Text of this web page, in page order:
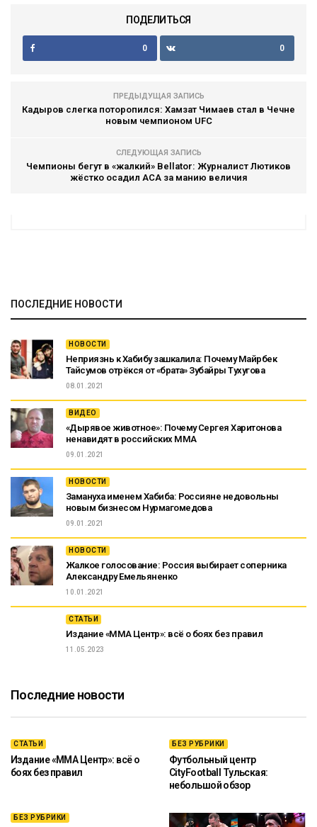
ПОДЕЛИТЬСЯ
0 0
ПРЕДЫДУЩАЯ ЗАПИСЬ
Кадыров слегка поторопился: Хамзат Чимаев стал в Чечне
новым чемпионом UFC
СЛЕДУЮЩАЯ ЗАПИСЬ
Чемпионы бегут в «жалкий» Bellator: Журналист Лютиков
жёстко осадил ACA за манию величия
ПОСЛЕДНИЕ НОВОСТИ
НОВОСТИ
Неприязнь к Хабибу зашкалила: Почему Майрбек
Тайсумов отрёкся от «брата» Зубайры Тухугова
08.01.2021
ВИДЕО
«Дырявое животное»: Почему Сергея Харитонова
ненавидят в российских ММА
09.01.2021
НОВОСТИ
Замануха именем Хабиба: Россияне недовольны
новым бизнесом Нурмагомедова
09.01.2021
НОВОСТИ
Жалкое голосование: Россия выбирает соперника
Александру Емельяненко
10.01.2021
СТАТЬИ
Издание «ММА Центр»: всё о боях без правил
11.05.2023
Последние новости
СТАТЬИ
Издание «ММА Центр»: всё о
боях без правил
БЕЗ РУБРИКИ
Футбольный центр
CityFootball Тульская:
небольшой обзор
БЕЗ РУБРИКИ